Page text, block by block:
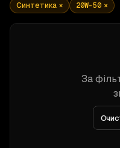
Синтетика × 20W-50 ×
За